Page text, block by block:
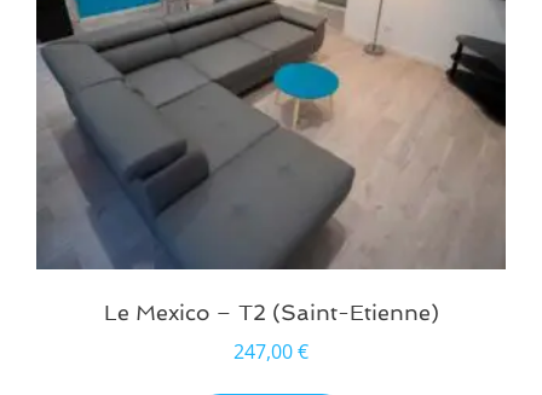
Le Mexico – T2 (Saint-Etienne)
247,00€